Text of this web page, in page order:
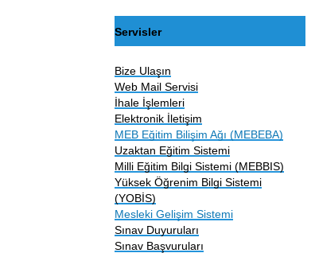
Servisler
Bize Ulaşın
Web Mail Servisi
İhale İşlemleri
Elektronik İletişim
MEB Eğitim Bilişim Ağı (MEBEBA)
Uzaktan Eğitim Sistemi
Milli Eğitim Bilgi Sistemi (MEBBIS)
Yüksek Öğrenim Bilgi Sistemi
(YOBİS)
Mesleki Gelişim Sistemi
Sınav Duyuruları
Sınav Başvuruları